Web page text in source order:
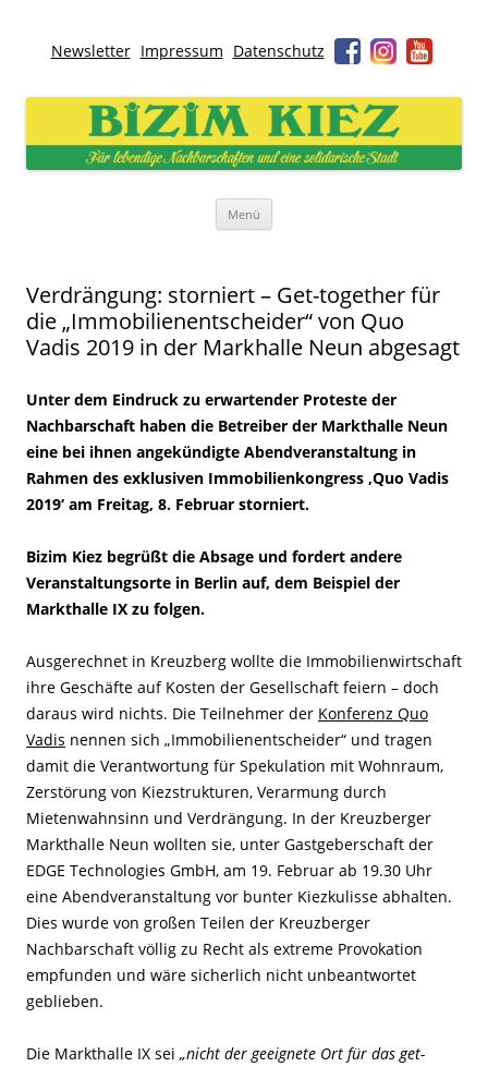
Newsletter Impressum Datenschutz
Bizim Kiez – Unser Kiez
Für lebendige Nachbarschaften und eine solidarische Stadt
Menü
Verdrängung: storniert – Get-together für
die „Immobilienentscheider“ von Quo
Vadis 2019 in der Markhalle Neun abgesagt
Unter dem Eindruck zu erwartender Proteste der
Nachbarschaft haben die Betreiber der Markthalle Neun
eine bei ihnen angekündigte Abendveranstaltung in
Rahmen des exklusiven Immobilienkongress ‚Quo Vadis
2019‘ am Freitag, 8. Februar storniert.
Bizim Kiez begrüßt die Absage und fordert andere
Veranstaltungsorte in Berlin auf, dem Beispiel der
Markthalle IX zu folgen.
Ausgerechnet in Kreuzberg wollte die Immobilienwirtschaft
ihre Geschäfte auf Kosten der Gesellschaft feiern – doch
daraus wird nichts. Die Teilnehmer der Konferenz Quo
Vadis nennen sich „Immobilienentscheider“ und tragen
damit die Verantwortung für Spekulation mit Wohnraum,
Zerstörung von Kiezstrukturen, Verarmung durch
Mietenwahnsinn und Verdrängung. In der Kreuzberger
Markthalle Neun wollten sie, unter Gastgeberschaft der
EDGE Technologies GmbH, am 19. Februar ab 19.30 Uhr
eine Abendveranstaltung vor bunter Kiezkulisse abhalten.
Dies wurde von großen Teilen der Kreuzberger
Nachbarschaft völlig zu Recht als extreme Provokation
empfunden und wäre sicherlich nicht unbeantwortet
geblieben.
Die Markthalle IX sei „nicht der geeignete Ort für das get-